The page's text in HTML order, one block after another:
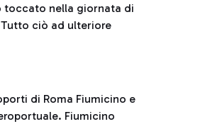
toccato nella giornata di
ciò ad ulteriore
di Roma Fiumicino e
Fiumicino